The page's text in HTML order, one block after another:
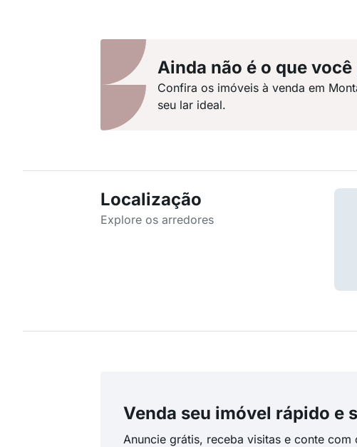
Ainda não é o que
Confira os imóveis à venda em
seu lar ideal.
Localização
Explore os arredores
Venda seu imóvel rápido e
Anuncie grátis, receba visitas e conte